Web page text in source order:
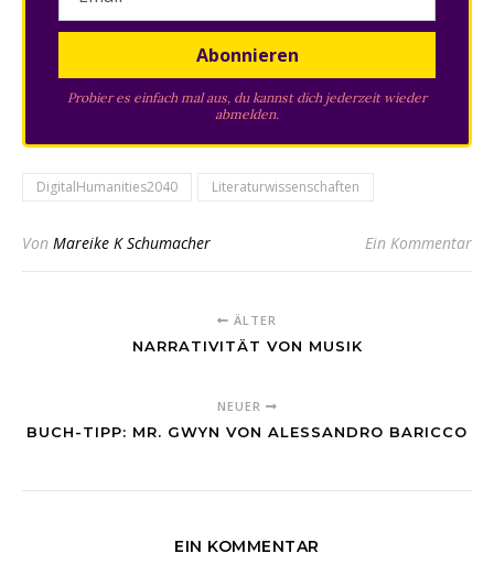
Probier es einfach mal aus, du kannst dich jederzeit wieder
abmelden.
DigitalHumanities2040 Literaturwissenschaften
Von Mareike K Schumacher Ein Kommentar
ÄLTER
NARRATIVITÄT VON MUSIK
NEUER
BUCH-TIPP: MR. GWYN VON ALESSANDRO BARICCO
EIN KOMMENTAR